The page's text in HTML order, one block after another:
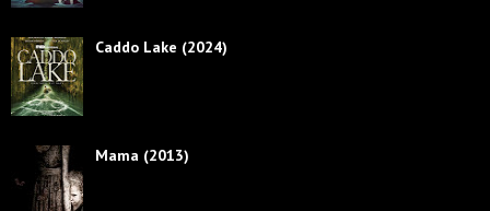
Caddo Lake (2024)
Mama (2013)